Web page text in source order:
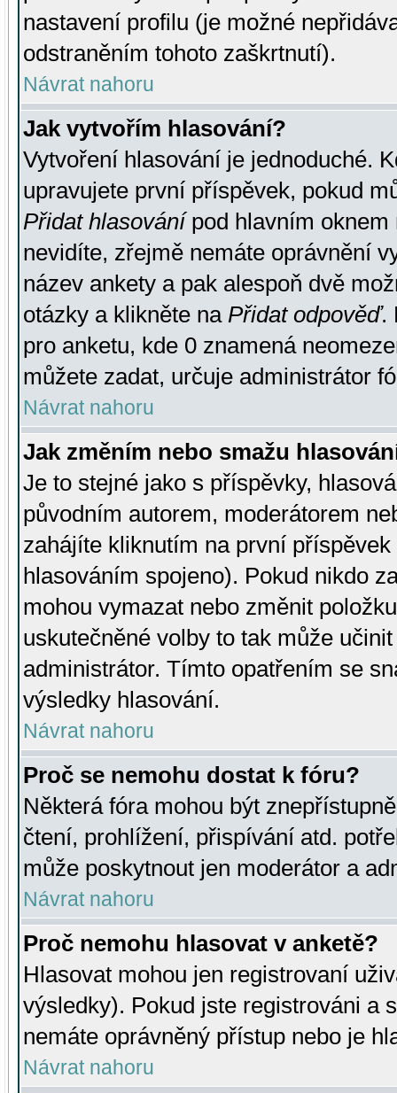
nastavení profilu (je možné
odstraněním tohoto zaškrtnutí).
Návrat nahoru
Jak vytvořím hlasování?
Vytvoření hlasování je jednoduché.
upravujete první příspěvek, pokud
Přidat hlasovánípod hlavním oknem
nevidíte, zřejmě nemáte oprávnění
název ankety a pak alespoň dvě
otázky a klikněte na Přidat odpověď.
pro anketu, kde 0 znamená
můžete zadat, určuje administrátor
Návrat nahoru
Jak změním nebo smažu
Je to stejné jako s příspěvky,
původním autorem, moderátorem
zahájíte kliknutím na první
hlasováním spojeno). Pokud nikdo
mohou vymazat nebo změnit
uskutečněné volby to tak může
administrátor. Tímto opatřením se
výsledky hlasování.
Návrat nahoru
Proč se nemohu dostat k fóru?
Některá fóra mohou být
čtení, prohlížení, přispívání atd.
může poskytnout jen moderátor a
Návrat nahoru
Proč nemohu hlasovat v anketě?
Hlasovat mohou jen registrovaní
výsledky). Pokud jste registrováni a
nemáte oprávněný přístup nebo je
Návrat nahoru